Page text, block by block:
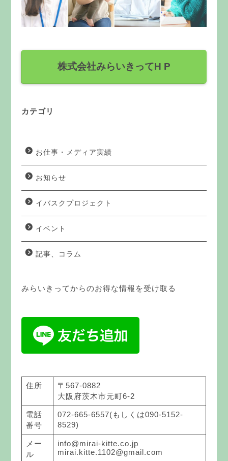
株式会社みらいきってH P
カテゴリ
お仕事・メディア実績
お知らせ
イバスクプロジェクト
イベント
記事、コラム
みらいきってからのお得な情報を受け取る
住所
〒567-0882
大阪府茨木市元町6-2
電話
番号
072-665-6557(もしくは090-5152-
8529)
メー
ル
info@mirai-kitte.co.jp
mirai.kitte.1102@gmail.com